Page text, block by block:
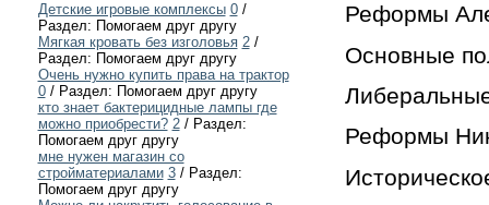
Детские игровые комплексы 0/
Раздел: Помогаем друг другу
Мягкая кровать без изголовья 2/
Раздел: Помогаем друг другу
Очень нужно купить права на трактор
0/ Раздел: Помогаем друг другу
кто знает бактерицидные лампы где
можно приобрести? 2/ Раздел:
Помогаем друг другу
мне нужен магазин со
стройматериалами 3/ Раздел:
Помогаем друг другу
Реформы
Основные
Реформы